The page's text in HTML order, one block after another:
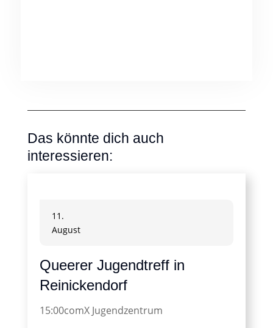
Das könnte dich auch
interessieren:
11.
August
Queerer Jugendtreff in
Reinickendorf
15:00comX Jugendzentrum